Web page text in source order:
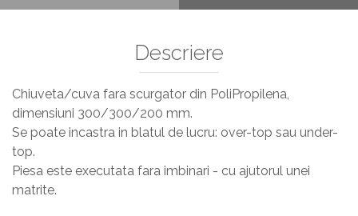
Descriere
Chiuveta/cuva fara scurgator din PoliPropilena,
dimensiuni 300/300/200 mm.
Se poate incastra in blatul de lucru: over-top sau under-
top.
Piesa este executata fara imbinari - cu ajutorul unei
matrite.